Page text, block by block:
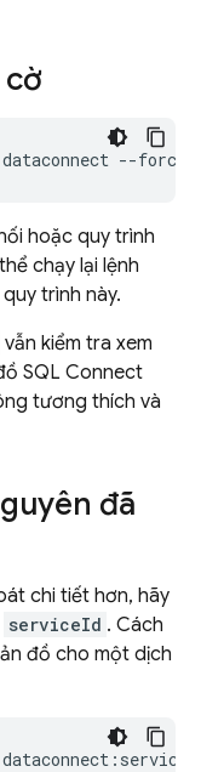
cờ
dataconnect --force
hoặc quy trình
chạy lại lệnh
trình này.
vẫn kiểm tra xem
SQL Connect
tương thích và
đã
chi tiết hơn, hãy
serviceId . Cách
đồ cho một dịch